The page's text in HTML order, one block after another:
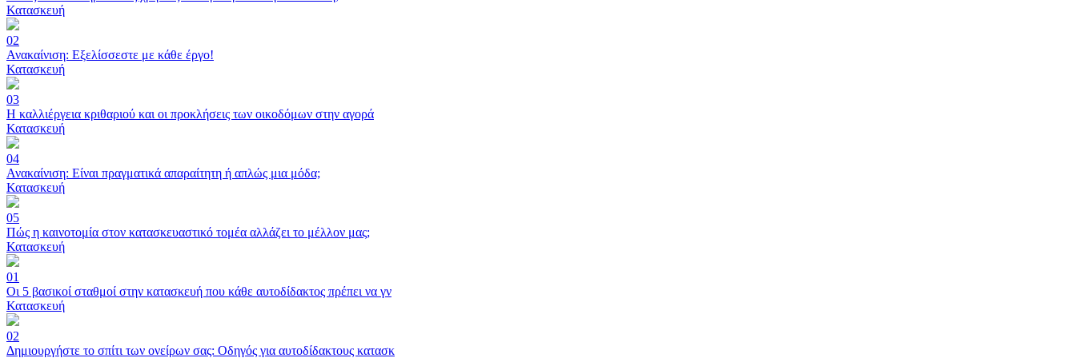
Κατασκευή
02
Ανακαίνιση: Εξελίσσεστε με κάθε έργο!
Κατασκευή
03
Η καλλιέργεια κριθαριού και οι προκλήσεις των οικοδόμων στην αγορά
Κατασκευή
04
Ανακαίνιση: Είναι πραγματικά απαραίτητη ή απλώς μια μόδα;
Κατασκευή
05
Πώς η καινοτομία στον κατασκευαστικό τομέα αλλάζει το μέλλον μας;
Κατασκευή
01
Οι 5 βασικοί σταθμοί στην κατασκευή που κάθε αυτοδίδακτος πρέπει να γν
Κατασκευή
02
Δημιουργήστε το σπίτι των ονείρων σας: Οδηγός για αυτοδίδακτους κατασκ